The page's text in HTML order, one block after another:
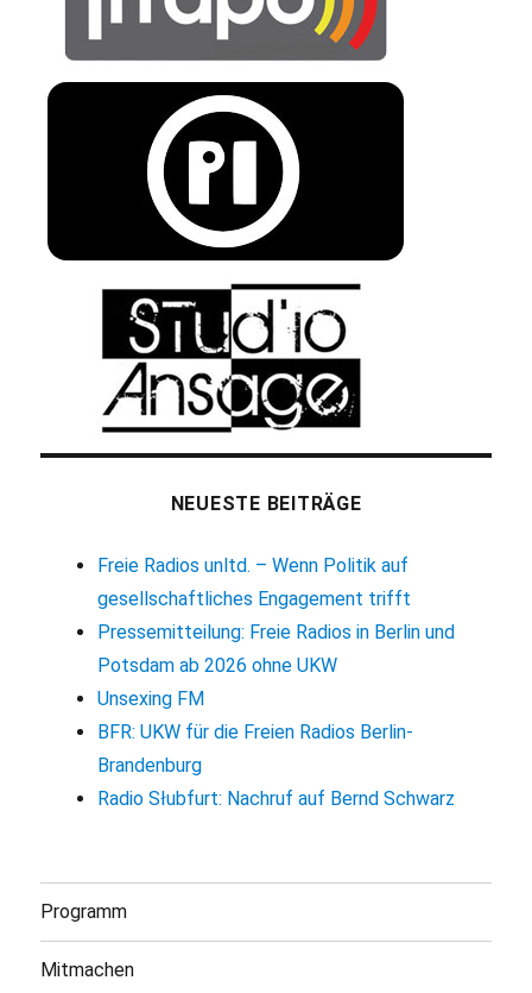
NEUESTE BEITRÄGE
Freie Radios unltd. – Wenn Politik auf
gesellschaftliches Engagement trifft
Pressemitteilung: Freie Radios in Berlin und
Potsdam ab 2026 ohne UKW
Unsexing FM
BFR: UKW für die Freien Radios Berlin-
Brandenburg
Radio Słubfurt: Nachruf auf Bernd Schwarz
Programm
Mitmachen